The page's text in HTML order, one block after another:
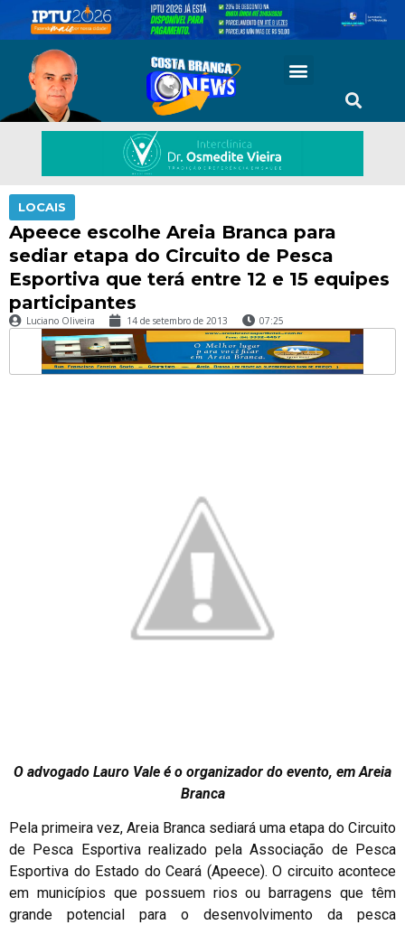
LOCAIS
Apeece escolhe Areia Branca para
sediar etapa do Circuito de Pesca
Esportiva que terá entre 12 e 15 equipes
participantes
Luciano Oliveira 14 de setembro de 2013 07:25
O advogado Lauro Vale é o organizador do evento, em Areia
Branca
Pela primeira vez, Areia Branca sediará uma etapa do Circuito
de Pesca Esportiva realizado pela Associação de Pesca
Esportiva do Estado do Ceará (Apeece). O circuito acontece
em municípios que possuem rios ou barragens que têm
grande potencial para o desenvolvimento da pesca